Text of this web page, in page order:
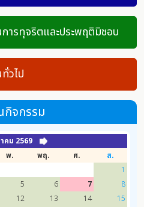
การทุจริตและประพฤติมิชอบ
วไป
จกรรม
คม 2569
พ. พฤ. ศ.
ส.
1
5 6 7
8
12 13 14
15